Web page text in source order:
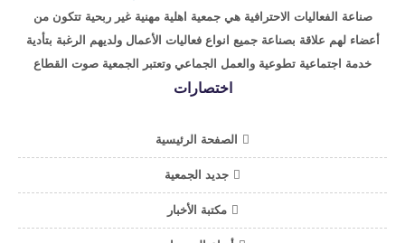
صناعة الفعاليات الاحترافية هي جمعية اهلية مهنية غير ربحية تتكون من
أعضاء لهم علاقة بصناعة جميع انواع فعاليات الأعمال ولديهم الرغبة بتأدية
خدمة اجتماعية تطوعية والعمل الجماعي وتعتبر الجمعية صوت القطاع
اختصارات
الصفحة الرئيسية
جديد الجمعية
مكتبة الأخبار